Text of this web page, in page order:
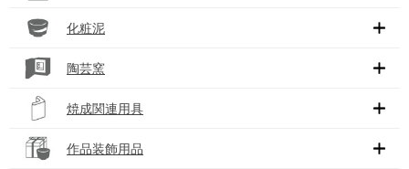
化粧泥
陶芸窯
焼成関連用具
作品装飾用品